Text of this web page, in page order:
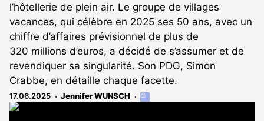
l’hôtellerie de plein air. Le groupe de villages
vacances, qui célèbre en 2025 ses 50 ans, avec un
chiffre d’affaires prévisionnel de plus de
320 millions d’euros, a décidé de s’assumer et de
revendiquer sa singularité. Son PDG, Simon
Crabbe, en détaille chaque facette.
17.06.2025 Jennifer WUNSCH
Cet